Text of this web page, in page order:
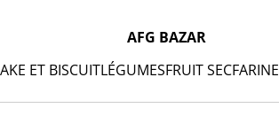
AFG BAZAR
ET BISCUITLÉGUMESFRUIT SECFARINE